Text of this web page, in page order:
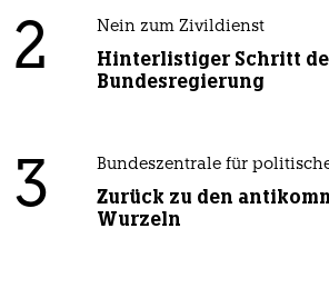
2 Nein zum Zivildienst
Hinterlistiger Schritt
Bundesregierung
3 Bundeszentrale für
Zurück zu den
Wurzeln